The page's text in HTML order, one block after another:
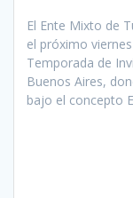
El Ente Mixto de
el próximo
Temporada de
Buenos Aires,
bajo el concepto